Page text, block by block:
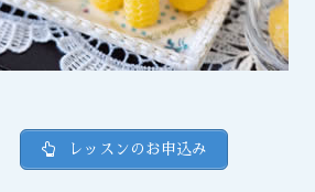
レッスンのお申込み